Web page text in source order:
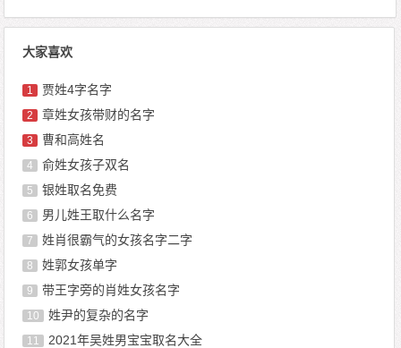
大家喜欢
1 贾姓4字名字
2 章姓女孩带财的名字
3 曹和高姓名
4 俞姓女孩子双名
5 银姓取名免费
6 男儿姓王取什么名字
7 姓肖很霸气的女孩名字二字
8 姓郭女孩单字
9 带王字旁的肖姓女孩名字
10 姓尹的复杂的名字
11 2021年吴姓男宝宝取名大全